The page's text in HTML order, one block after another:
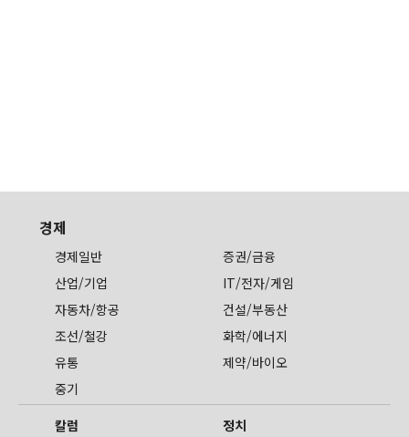
경제
경제일반
증권/금융
산업/기업
IT/전자/게임
자동차/항공
건설/부동산
조선/철강
화학/에너지
유통
제약/바이오
중기
칼럼
정치